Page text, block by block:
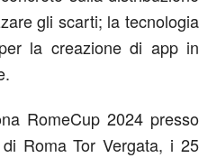
gli scarti; la tecnologia
la creazione di app in
RomeCup 2024 presso
Roma Tor Vergata, i 25